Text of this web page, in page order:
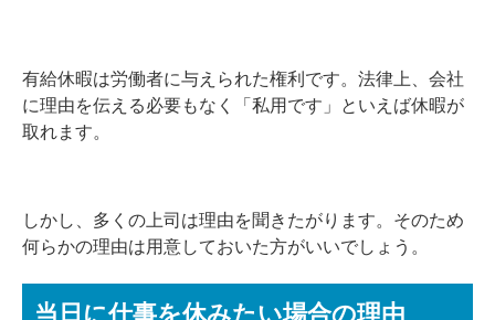
有給休暇は労働者に与えられた権利です。法律上、会社
に理由を伝える必要もなく「私用です」といえば休暇が
取れます。
しかし、多くの上司は理由を聞きたがります。そのため
何らかの理由は用意しておいた方がいいでしょう。
当日に仕事を休みたい場合の理由